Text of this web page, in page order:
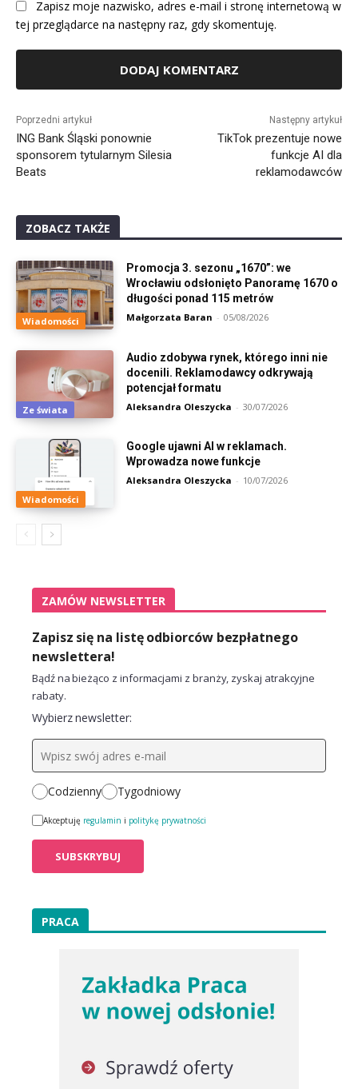
Zapisz moje nazwisko, adres e-mail i stronę internetową w
tej przeglądarce na następny raz, gdy skomentuję.
Poprzedni artykuł
ING Bank Śląski ponownie
sponsorem tytularnym Silesia
Beats
Następny artykuł
TikTok prezentuje nowe
funkcje AI dla
reklamodawców
ZOBACZ TAKŻE
Wiadomości
Promocja 3. sezonu „1670”: we
Wrocławiu odsłonięto Panoramę 1670 o
długości ponad 115 metrów
Małgorzata Baran - 05/08/2026
Ze świata
Audio zdobywa rynek, którego inni nie
docenili. Reklamodawcy odkrywają
potencjał formatu
Aleksandra Oleszycka - 30/07/2026
Wiadomości
Google ujawni AI w reklamach.
Wprowadza nowe funkcje
Aleksandra Oleszycka - 10/07/2026
ZAMÓW NEWSLETTER
Zapisz się na listę odbiorców bezpłatnego
newslettera!
Bądź na bieżąco z informacjami z branży, zyskaj atrakcyjne
rabaty.
Wybierz newsletter:
Codzienny Tygodniowy
Akceptuję regulamin i politykę prywatności
PRACA